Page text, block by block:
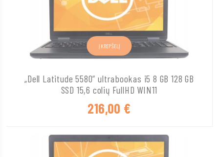
„Dell Latitude 5580“ ultrabookas i5 8 GB 128 GB
SSD 15,6 colių FullHD WIN11
216,00 €
Į KREPŠELĮ